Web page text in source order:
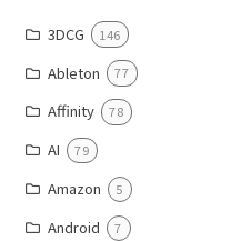
3DCG 146
Ableton 77
Affinity 78
AI 79
Amazon 5
Android 7